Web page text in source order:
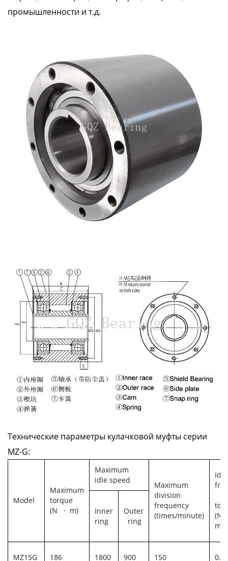
промышленности и т.д.
Технические параметры кулачковой муфты серии
MZ-G:
Model
Maximum
torque
(N · m)
Maximum
idle speed
Maximum
division
frequency
(times/minute)
(N
m)
Inner
ring
Outer
ring
MZ15G 186 1800 900 150 0.